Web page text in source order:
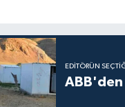
EDITÖRÜN
ABB'den